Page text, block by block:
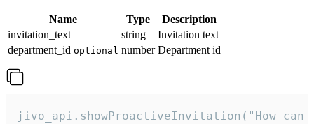
Name Type
Description
invitation_text
string
Invitation text
department_id optional number Department id
jivo_api.showProactiveInvitation("How